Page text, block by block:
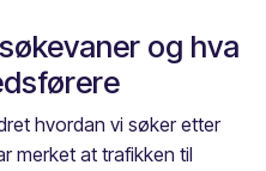
og hva
hvordan vi søker etter
merket at trafikken til